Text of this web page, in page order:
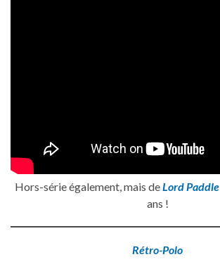
Hors-série également, mais deLord Paddle
ans !
Rétro-Polo